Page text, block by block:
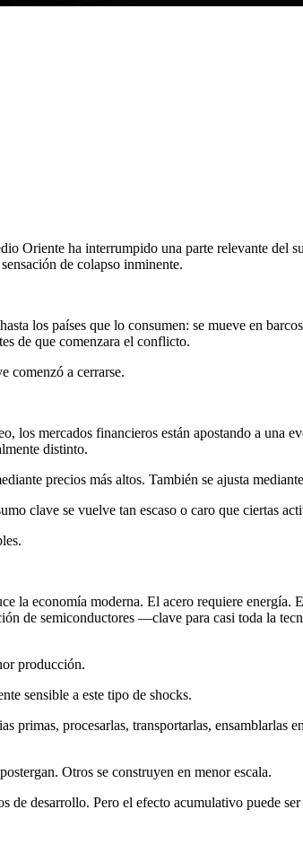
Oriente ha interrumpido una parte relevante del
de colapso inminente.
los países que lo consumen: se mueve en
de que comenzara el conflicto.
comenzó a cerrarse.
los mercados financieros están apostando a una
distinto.
precios más altos. También se ajusta
clave se vuelve tan escaso o caro que ciertas
la economía moderna. El acero requiere energía.
de semiconductores —clave para casi toda la
producción.
sensible a este tipo de shocks.
primas, procesarlas, transportarlas, ensamblarlas
Otros se construyen en menor escala.
desarrollo. Pero el efecto acumulativo puede